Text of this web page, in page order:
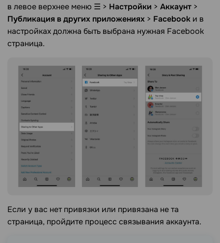
в левое верхнее меню ☰ > Настройки > Аккаунт >
Публикация в других приложениях > Facebook и в
настройках должна быть выбрана нужная Facebook
страница.
Если у вас нет привязки или привязана не та
страница, пройдите процесс связывания аккаунта.